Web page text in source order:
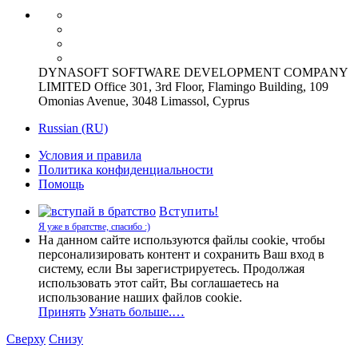
DYNASOFT SOFTWARE DEVELOPMENT COMPANY
LIMITED Office 301, 3rd Floor, Flamingo Building, 109
Omonias Avenue, 3048 Limassol, Cyprus
Russian (RU)
Условия и правила
Политика конфиденциальности
Помощь
Вступить!
Я уже в братстве, спасибо :)
На данном сайте используются файлы cookie, чтобы
персонализировать контент и сохранить Ваш вход в
систему, если Вы зарегистрируетесь. Продолжая
использовать этот сайт, Вы соглашаетесь на
использование наших файлов cookie.
Принять Узнать больше.…
Сверху Снизу